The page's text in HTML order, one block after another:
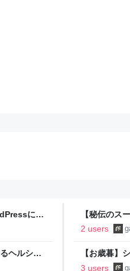
に引
【秘伝のス
作り方 |
2 users
ヘルシー
【お歳暮】
FOOD
3 users